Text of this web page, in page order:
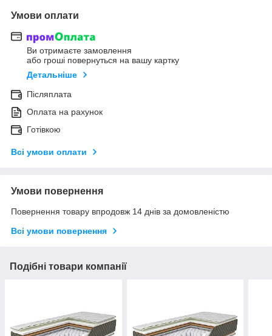
Умови оплати
Ви отримаєте замовлення
або гроші повернуться на вашу картку
Детальніше
Післяплата
Оплата на рахунок
Готівкою
Всі умови оплати
Умови повернення
Повернення товару впродовж 14 днів за домовленістю
Всі умови повернення
Подібні товари компанії